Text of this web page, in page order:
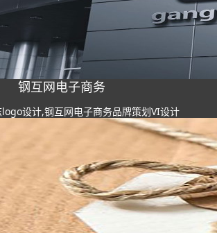
钢互网电子商务
设计,钢互网电子商务品牌策划VI设计